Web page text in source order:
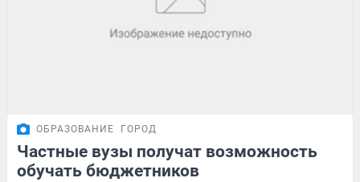
ОБРАЗОВАНИЕ ГОРОД
Частные вузы получат возможность
обучать бюджетников